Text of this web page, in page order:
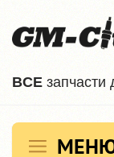
ВCE запчасти